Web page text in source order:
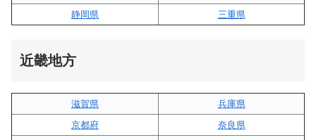
静岡県
三重県
近畿地方
滋賀県
兵庫県
京都府
奈良県